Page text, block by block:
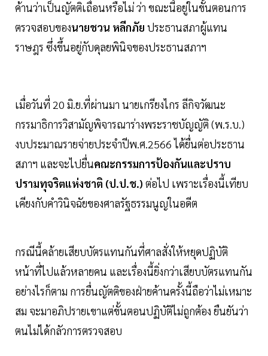
ค้านว่าเป็นญัตติเถื่อนหรือไม่ ว่า ขณะนี้อยู่ในขั้นตอนการ
ตรวจสอบของนายชวน หลีกภัย ประธานสภาผู้แทน
ราษฎร ซึ่งขึ้นอยู่กับดุลยพินิจของประธานสภาฯ
เมื่อวันที่ 20 มิ.ย.ที่ผ่านมา นายเกรียงไกร ลีกิจวัฒนะ
กรรมาธิการวิสามัญพิจารณาร่างพระราชบัญญัติ (พ.ร.บ.)
งบประมาณรายจ่ายประจำปีพ.ศ.2566 ได้ยื่นต่อประธาน
สภาฯ และจะไปยื่นคณะกรรมการป้องกันและปราบ
ปรามทุจริตแห่งชาติ (ป.ป.ช.) ต่อไป เพราะเรื่องนี้เทียบ
เคียงกับคำวินิจฉัยของศาลรัฐธรรมนูญในอดีต
กรณีนี้คล้ายเสียบบัตรแทนกันที่ศาลสั่งให้หยุดปฏิบัติ
หน้าที่ไปแล้วหลายคน และเรื่องนี้ยิ่งกว่าเสียบบัตรแทนกัน
อย่างไรก็ตาม การยื่นญัตติของฝ่ายค้านครั้งนี้ถือว่าไม่เหมาะ
สม จะมาอภิปรายเขาแต่ขั้นตอนปฏิบัติไม่ถูกต้อง ยืนยันว่า
ตนไม่ได้กลัวการตรวจสอบ